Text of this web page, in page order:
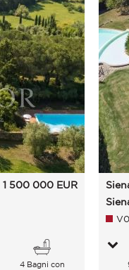
1 500 000 EUR
4 Bagni con